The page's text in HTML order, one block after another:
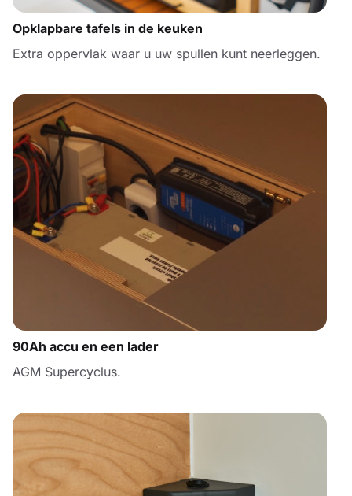
Opklapbare tafels in de keuken
Extra oppervlak waar u uw spullen kunt neerleggen.
90Ah accu en een lader
AGM Supercyclus.